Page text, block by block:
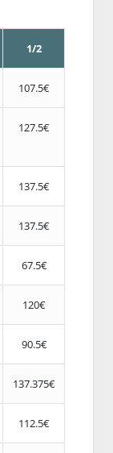
1/2
107.5€
127.5€
137.5€
137.5€
67.5€
120€
90.5€
137.375€
112.5€